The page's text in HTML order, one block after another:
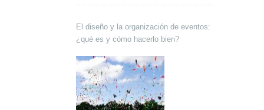
El diseño y la organización de eventos:
¿qué es y cómo hacerlo bien?